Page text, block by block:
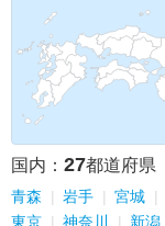
国内： 27都道府県
青森 岩手 宮城
東京
神奈川 新潟